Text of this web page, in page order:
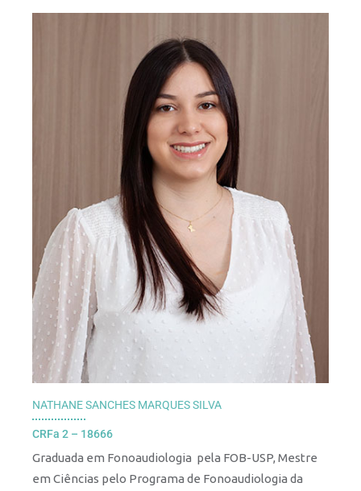
NATHANE SANCHES MARQUES SILVA
CRFa 2 – 18666
Graduada em Fonoaudiologia pela FOB-USP, Mestre
em Ciências pelo Programa de Fonoaudiologia da